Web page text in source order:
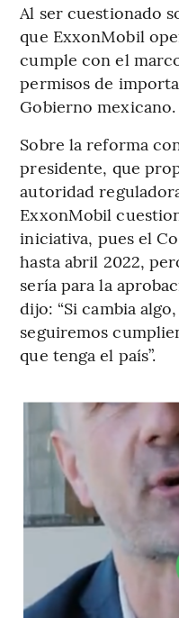
Al ser cuestionado
que ExxonMobil
cumple con el
permisos de
Gobierno mexicano.
Sobre la reforma
presidente, que
autoridad
ExxonMobil
iniciativa, pues el
hasta abril 2022,
sería para la
dijo: “Si cambia
seguiremos
que tenga el país”.